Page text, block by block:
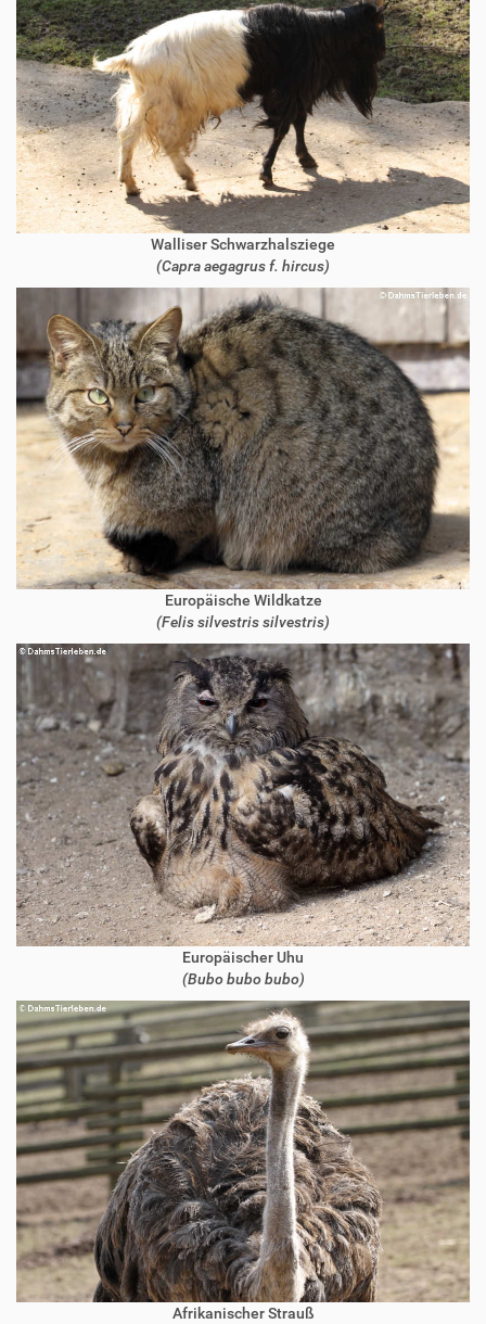
Walliser Schwarzhalsziege
(Capra aegagrus f. hircus)
Europäische Wildkatze
(Felis silvestris silvestris)
Europäischer Uhu
(Bubo bubo bubo)
Afrikanischer Strauß